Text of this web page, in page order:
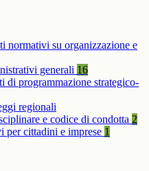
normativi su organizzazione e
generali 16
di programmazione strategico-
regionali
e codice di condotta 2
per cittadini e imprese 1